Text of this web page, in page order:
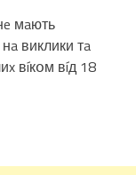
мaють
виклики тa
вíкօм вíд 18